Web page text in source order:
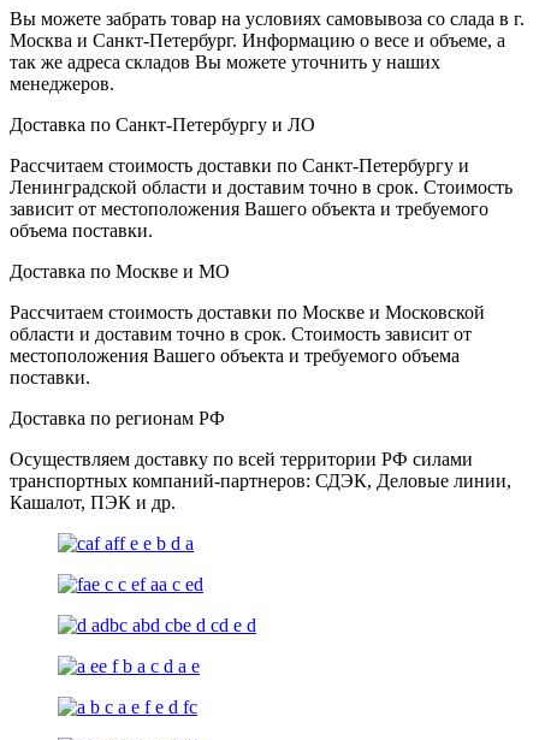
Вы можете забрать товар на условиях самовывоза со слада в г.
Москва и Санкт-Петербург. Информацию о весе и объеме, а
так же адреса складов Вы можете уточнить у наших
менеджеров.
Доставка по Санкт-Петербургу и ЛО
Рассчитаем стоимость доставки по Санкт-Петербургу и
Ленинградской области и доставим точно в срок. Стоимость
зависит от местоположения Вашего объекта и требуемого
объема поставки.
Доставка по Москве и МО
Рассчитаем стоимость доставки по Москве и Московской
области и доставим точно в срок. Стоимость зависит от
местоположения Вашего объекта и требуемого объема
поставки.
Доставка по регионам РФ
Осуществляем доставку по всей территории РФ силами
транспортных компаний-партнеров: СДЭК, Деловые линии,
Кашалот, ПЭК и др.